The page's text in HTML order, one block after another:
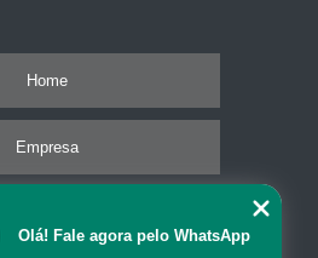
Home
Empresa
Olá! Fale agora pelo WhatsApp